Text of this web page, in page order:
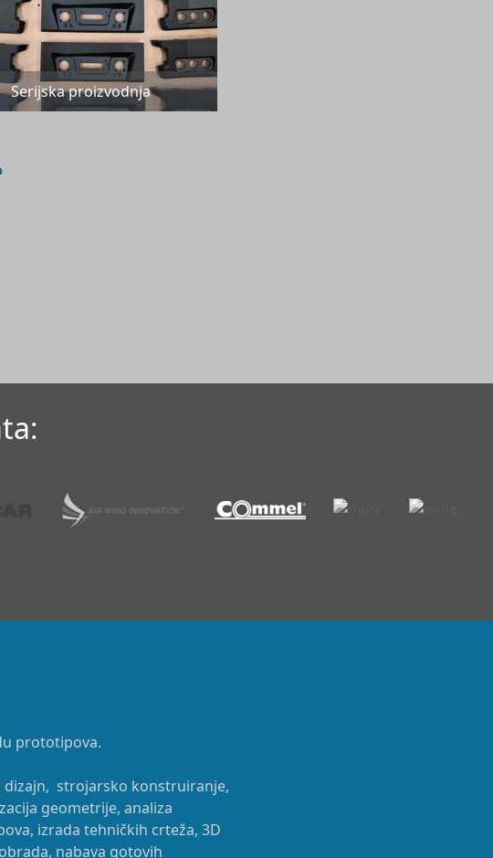
Serijska proizvodnja
prototipova.
dizajn, strojarsko konstruiranje,
geometrije, analiza
izrada tehničkih crteža, 3D
nabava gotovih